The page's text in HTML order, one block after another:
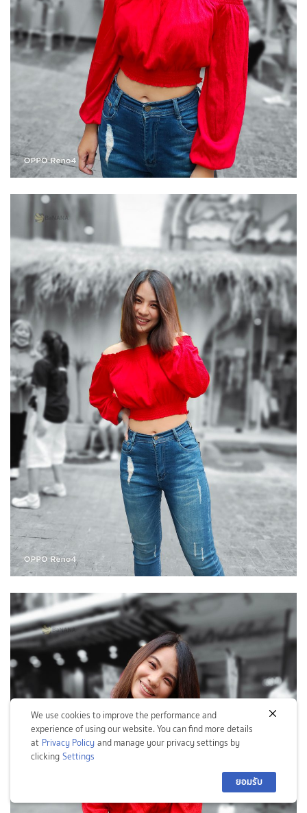
We use cookies to improve the performance and
experience of using our website. You can find more details
at Privacy Policy and manage your privacy settings by
clicking Settings
ยอมรับ